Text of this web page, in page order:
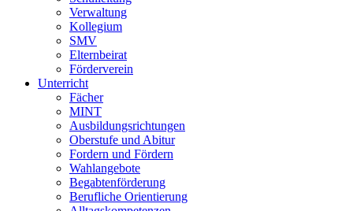
Verwaltung
Kollegium
SMV
Elternbeirat
Förderverein
Unterricht
Fächer
MINT
Ausbildungsrichtungen
Oberstufe und Abitur
Fordern und Fördern
Wahlangebote
Begabtenförderung
Berufliche Orientierung